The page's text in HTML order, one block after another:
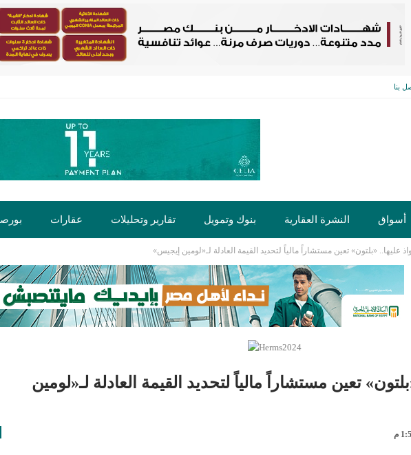
بنا
أسواق النشرة العقارية بنوك وتمويل تقارير وتحليلات عقارات
مجتمع خدمات
عليها.. «بلتون» تعين مستشاراً مالياً لتحديد القيمة العادلة لـ«لومين إيجيس»
تعين مستشاراً مالياً لتحديد القيمة العادلة لـ«لومين